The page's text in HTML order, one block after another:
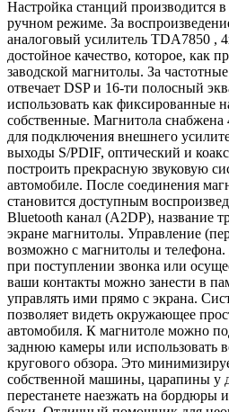
Настройка станций производится
ручном режиме. За
аналоговый усилитель TDA7850 ,
достойное качество, которое, как
заводской магнитолы. За
отвечает DSP и 16-ти полосный
использовать как фиксированные
собственные. Магнитола
для подключения внешнего
выходы S/PDIF, оптический и
построить прекрасную звуковую
автомобиле. После соединения
становится доступным
Bluetooth канал (A2DP), название
экране магнитолы. Управление
возможно с магнитолы и телефона.
при поступлении звонка или
ваши контакты можно занести в
управлять ими прямо с экрана.
позволяет видеть окружающее
автомобиля. К магнитоле можно
заднюю камеры или использовать
кругового обзора. Это
собственной машины, царапины у
перестанете наезжать на бордюры